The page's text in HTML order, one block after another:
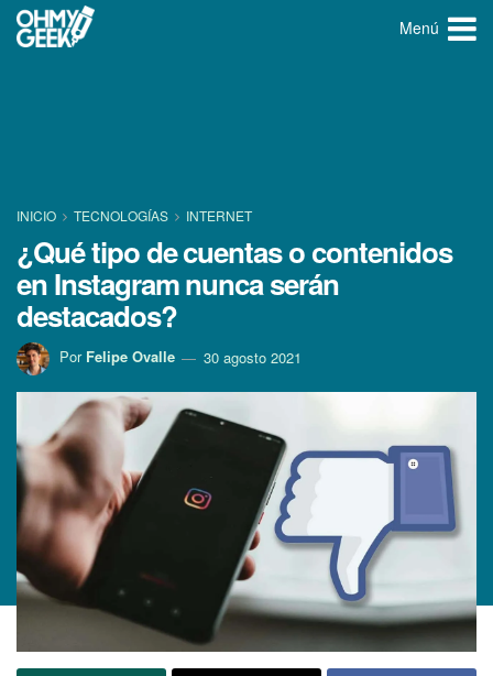
Menú
INICIO TECNOLOGÍ­AS INTERNET
¿Qué tipo de cuentas o contenidos
en Instagram nunca serán
destacados?
Por Felipe Ovalle 30 agosto 2021